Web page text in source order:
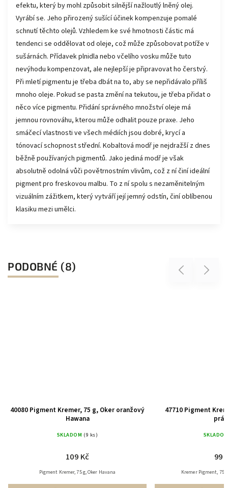
efektu, který by mohl způsobit silnější nažloutlý lněný olej.
Vyrábí se. Jeho přirozený sušící účinek kompenzuje pomalé
schnutí těchto olejů. Vzhledem ke své hmotnosti částic má
tendenci se oddělovat od oleje, což může způsobovat potíže v
sušárnách. Přídavek plnidla nebo včelího vosku může tuto
nevýhodu kompenzovat, ale nejlepší je připravovat ho čerstvý.
Při mletí pigmentu je třeba dbát na to, aby se nepřidávalo příliš
mnoho oleje. Pokud se pasta změní na tekutou, je třeba přidat o
něco více pigmentu. Přidání správného množství oleje má
jemnou rovnováhu, kterou může odhalit pouze praxe. Jeho
smáčecí vlastnosti ve všech médiích jsou dobré, krycí a
tónovací schopnost střední. Kobaltová modř je nejdražší z dnes
běžně používaných pigmentů. Jako jediná modř je však
absolutně odolná vůči povětrnostním vlivům, což z ní činí ideální
pigment pro freskovou malbu. To z ní spolu s nezaměnitelným
vizuálním zážitkem, který vytváří její jemný odstín, činí oblíbenou
klasiku mezi umělci.
PODOBNÉ (8) Previous
40080 Pigment Kremer, 75 g, Oker oranžový
Hawana
SKLADOM (9 ks)
109 Kč
Pigment Kremer, 75 g, Oker Havana
47710 Pigment
99
Kremer Pigment, 75
Next